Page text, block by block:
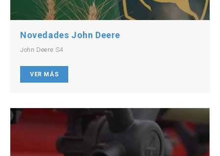
Novedades John Deere
John Deere S4
VER MÁS